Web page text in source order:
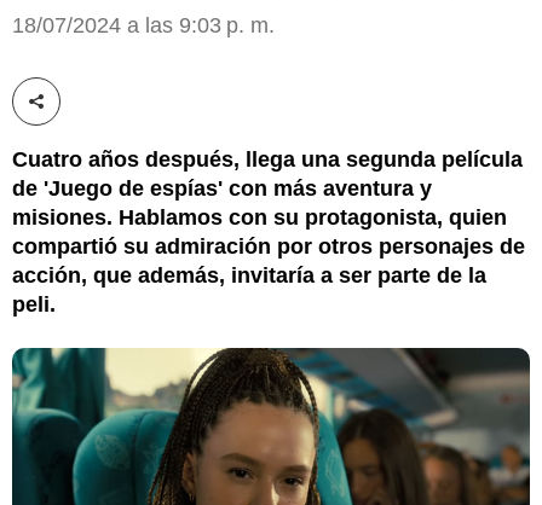
18/07/2024 a las 9:03 p. m.
Compartir esta noticia
Cuatro años después, llega una segunda película
de 'Juego de espías' con más aventura y
misiones. Hablamos con su protagonista, quien
compartió su admiración por otros personajes de
acción, que además, invitaría a ser parte de la
peli.